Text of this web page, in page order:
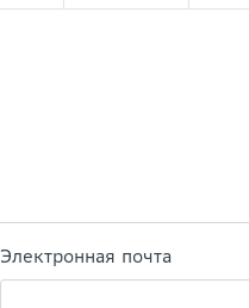
Электронная почта